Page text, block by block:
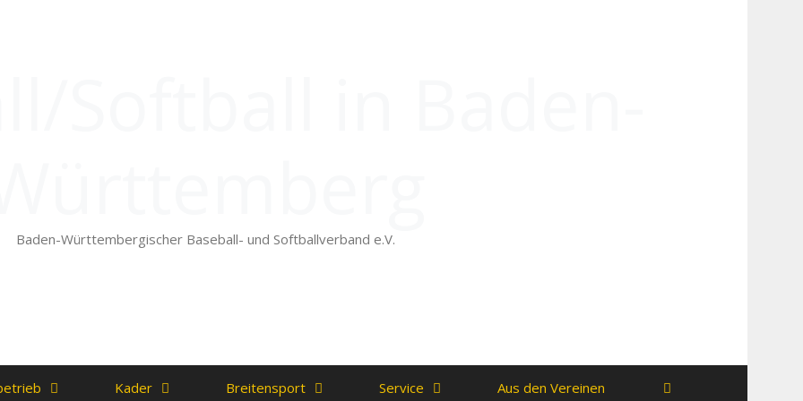
Baden-Württembergischer Baseball- und Softballverband e.V.
Kader Breitensport Service Aus den Vereinen